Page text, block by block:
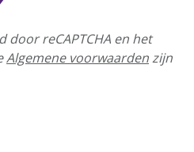
door reCAPTCHA en het
Algemene voorwaardenzijn